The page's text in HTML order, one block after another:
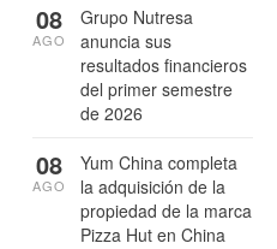
Grupo Nutresa
anuncia sus
resultados financieros
del primer semestre
de 2026
08
AGO
Yum China completa
la adquisición de la
propiedad de la marca
Pizza Hut en China
08
AGO